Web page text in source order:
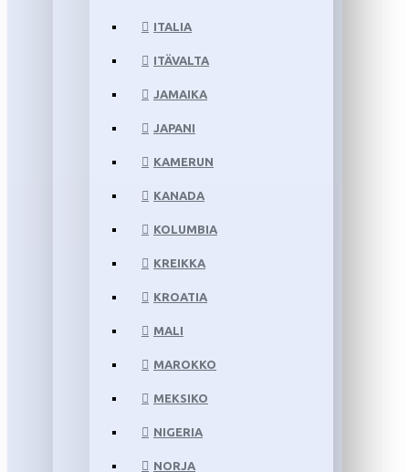
ITALIA
ITÄVALTA
JAMAIKA
JAPANI
KAMERUN
KANADA
KOLUMBIA
KREIKKA
KROATIA
MALI
MAROKKO
MEKSIKO
NIGERIA
NORJA